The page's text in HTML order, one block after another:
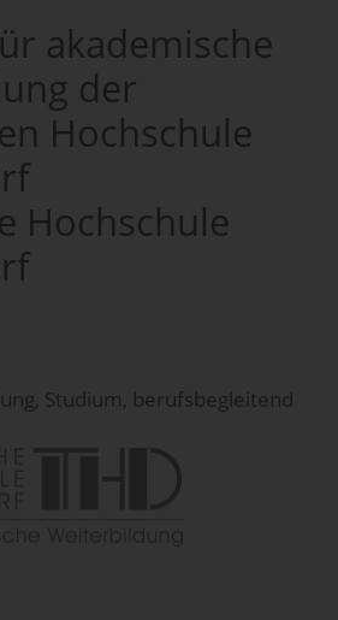
akademische
der
Hochschule
Hochschule
Studium, berufsbegleitend